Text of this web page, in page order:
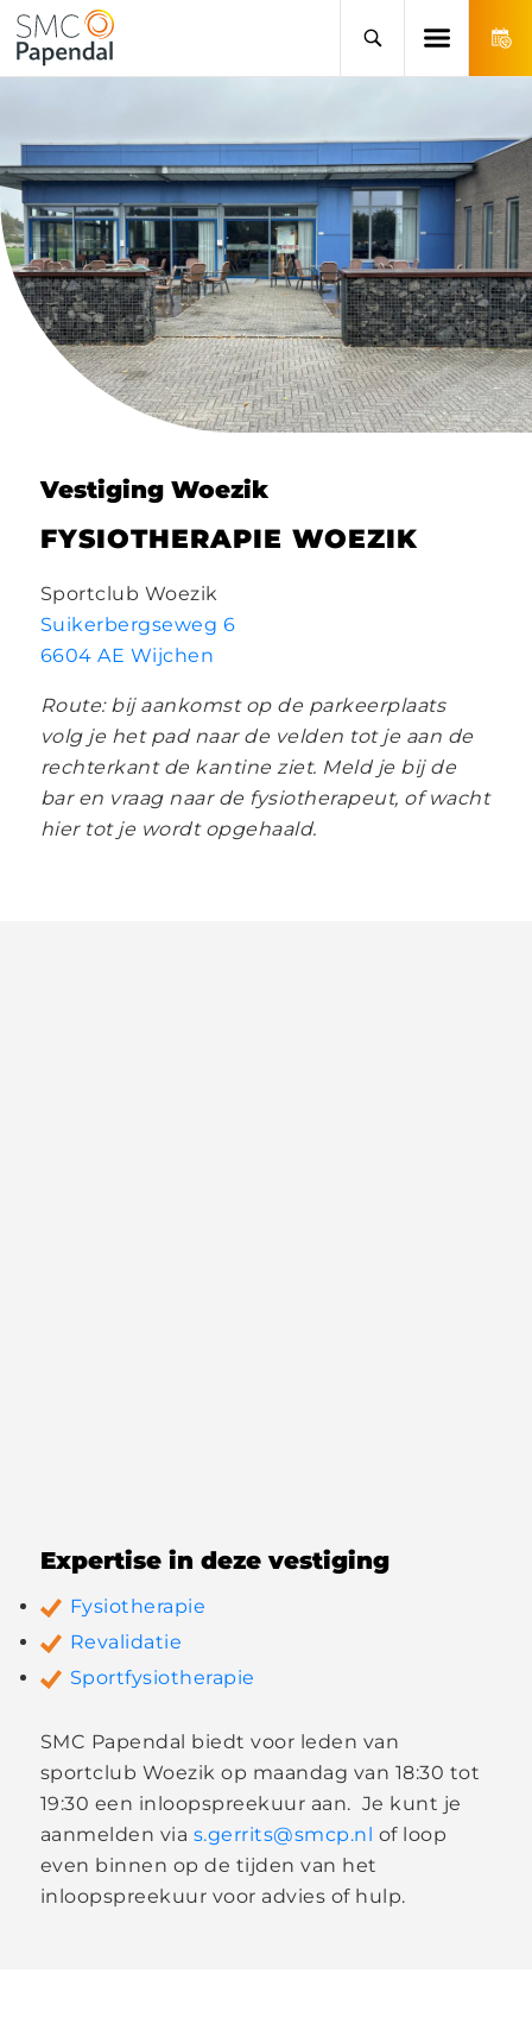
Vestiging Woezik
FYSIOTHERAPIE WOEZIK
Sportclub Woezik
Suikerbergseweg 6
6604 AE Wijchen
Route: bij aankomst op de parkeerplaats
volg je het pad naar de velden tot je aan de
rechterkant de kantine ziet. Meld je bij de
bar en vraag naar de fysiotherapeut, of wacht
hier tot je wordt opgehaald.
Expertise in deze vestiging
Fysiotherapie
Revalidatie
Sportfysiotherapie
SMC Papendal biedt voor leden van
sportclub Woezik op maandag van 18:30 tot
19:30 een inloopspreekuur aan. Je kunt je
aanmelden via s.gerrits@smcp.nl of loop
even binnen op de tijden van het
inloopspreekuur voor advies of hulp.